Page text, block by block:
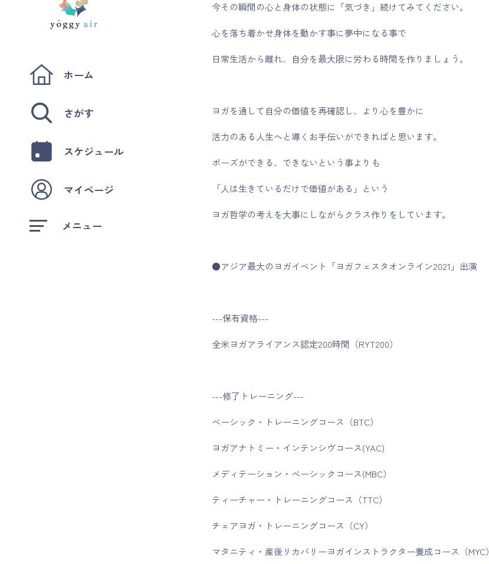
ホーム
さがす
スケジュール
マイページ
メニュー
今その瞬間の心と身体の状態に「気づき」続けてみてください。
心を落ち着かせ身体を動かす事に夢中になる事で
日常生活から離れ、自分を最大限に労わる時間を作りましょう。
ヨガを通して自分の価値を再確認し、より心を豊かに
活力のある人生へと導くお手伝いができればと思います。
ポーズができる、できないという事よりも
「人は生きているだけで価値がある」という
ヨガ哲学の考えを大事にしながらクラス作りをしています。
●アジア最大のヨガイベント「ヨガフェスタオンライン2021」出演
---保有資格---
全米ヨガアライアンス認定200時間（RYT200）
---修了トレーニング---
ベーシック・トレーニングコース（BTC）
ヨガアナトミー・インテンシヴコース(YAC)
メディテーション・ベーシックコース(MBC）
ティーチャー・トレーニングコース（TTC）
チェアヨガ・トレーニングコース（CY）
マタニティ・産後リカバリーヨガインストラクター養成コース（MYC）